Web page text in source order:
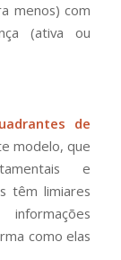
menos) com
(ativa ou
de
modelo, que
e
têm limiares
como elas